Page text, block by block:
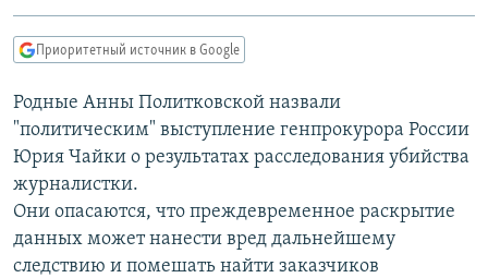
главной
навигации
Вернутся
поиску
IDEL.РЕАЛИИ
КАВКАЗ.РЕАЛИИ
СЕВЕР.РЕАЛИИ
СИБИРЬ.РЕАЛИИ
РАСПИСАНИЕ ВЕЩАНИЯ
ПОДПИШИТЕСЬ НА РАССЫЛКУ
Приоритетный источник в Google
Родные Анны Политковской назвали
"политическим" выступление генпрокурора России
Юрия Чайки о результатах расследования убийства
журналистки.
Они опасаются, что преждевременное раскрытие
данных может нанести вред дальнейшему
следствию и помешать найти заказчиков